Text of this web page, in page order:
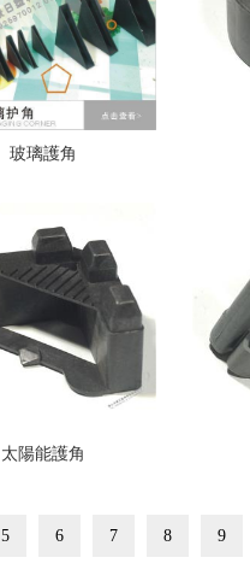
玻璃護角
太陽能護角
5 6 7 8 9